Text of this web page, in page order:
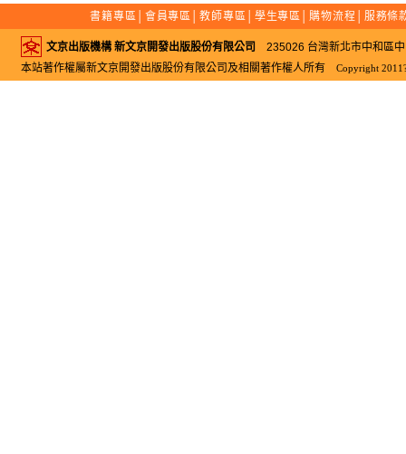
書籍專區 會員專區 │教師專區 學生專區 購物流程 服務條
文京出版機構 新文京開發出版股份有限公司
235026 台灣新北市中和區
本站著作權屬新文京開發出版股份有限公司及相關著作權人所有
Copyright